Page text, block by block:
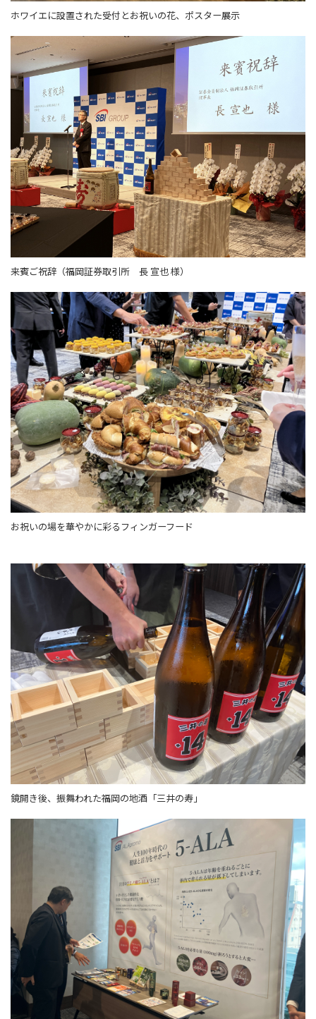
ホワイエに設置された受付とお祝いの花、ポスター展示
来賓ご祝辞（福岡証券取引所 長 宣也 様）
お祝いの場を華やかに彩るフィンガーフード
鏡開き後、振舞われた福岡の地酒「三井の寿」